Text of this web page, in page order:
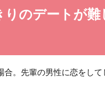
感情をコントロールして、恋
りのデートが
合。先輩の男性に恋をし